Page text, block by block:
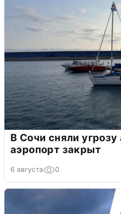
В Сочи сняли
аэропорт закрыт
6 августа 0